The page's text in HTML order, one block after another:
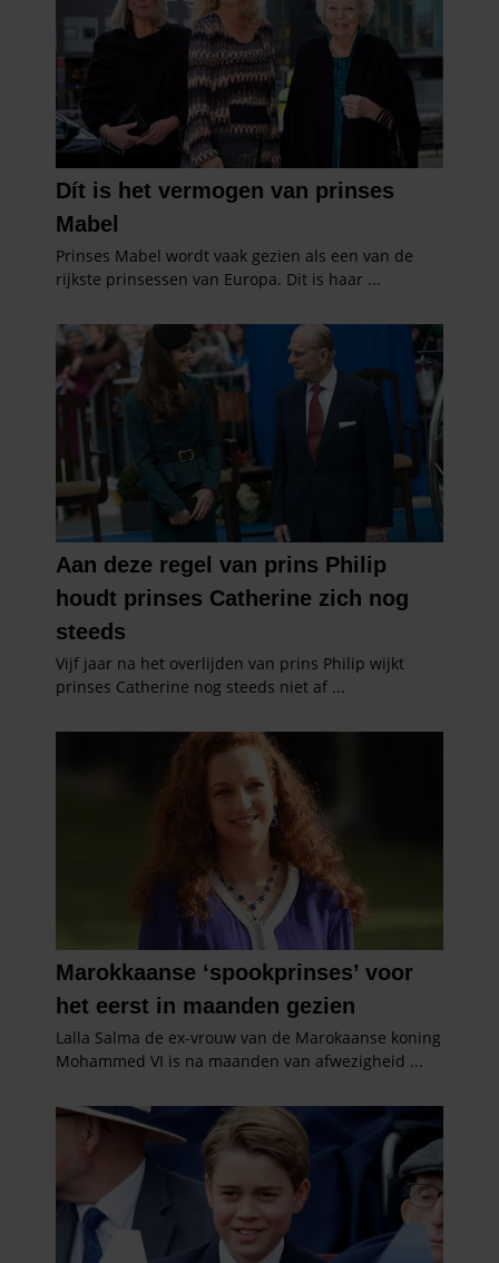
informatie over uw gebruik van onze site met onze
partners voor social media, adverteren en analyse. Deze
partners kunnen deze gegevens combineren met andere
informatie die u aan ze heeft verstrekt of die ze hebben
verzameld op basis van uw gebruik van hun services. U
gaat akkoord met onze cookies als u onze website blijft
gebruiken.